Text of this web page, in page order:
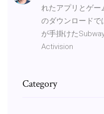
れたアプリとゲー
のダウンロードで
が手掛けた
Activision
Category